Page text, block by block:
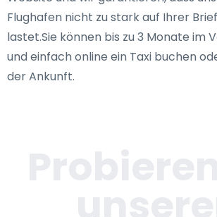
Flughafen nicht zu stark auf Ihrer
lastet.Sie können bis zu 3 Monate im
und einfach online ein Taxi buchen
der Ankunft.